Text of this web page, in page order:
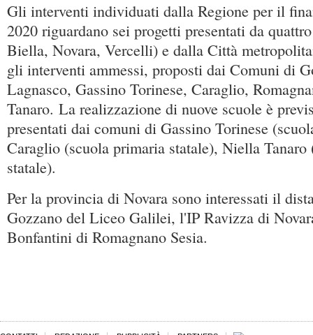
Gli interventi individuati dalla Regione per il
2020 riguardano sei progetti presentati da
Biella, Novara, Vercelli) e dalla Città
gli interventi ammessi, proposti dai Comuni di
Lagnasco, Gassino Torinese, Caraglio,
Tanaro. La realizzazione di nuove scuole è
presentati dai comuni di Gassino Torinese
Caraglio (scuola primaria statale), Niella Tanaro
statale).
Per la provincia di Novara sono interessati il
Gozzano del Liceo Galilei, l'IP Ravizza di
Bonfantini di Romagnano Sesia.